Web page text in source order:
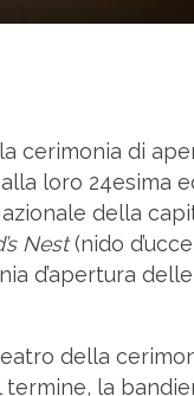
cerimonia di
loro 24esima
della
Nest(nido
d’apertura
della
termine, la